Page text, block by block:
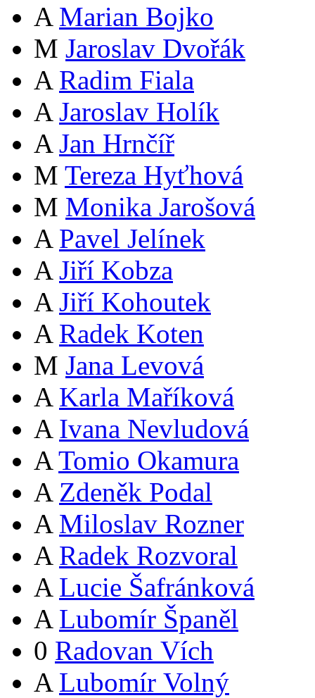
A Marian Bojko
M Jaroslav Dvořák
A Radim Fiala
A Jaroslav Holík
A Jan Hrnčíř
M Tereza Hyťhová
M Monika Jarošová
A Pavel Jelínek
A Jiří Kobza
A Jiří Kohoutek
A Radek Koten
M Jana Levová
A Karla Maříková
A Ivana Nevludová
A Tomio Okamura
A Zdeněk Podal
A Miloslav Rozner
A Radek Rozvoral
A Lucie Šafránková
A Lubomír Španěl
0 Radovan Vích
A Lubomír Volný